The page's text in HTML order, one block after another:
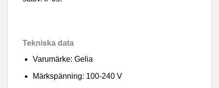
Tekniska data
Varumärke: Gelia
Märkspänning: 100-240 V